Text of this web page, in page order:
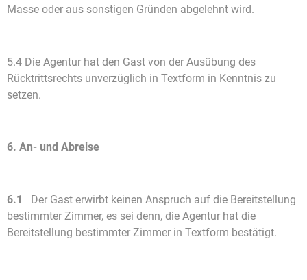
Masse oder aus sonstigen Gründen abgelehnt wird.
5.4 Die Agentur hat den Gast von der Ausübung des
Rücktrittsrechts unverzüglich in Textform in Kenntnis zu
setzen.
6. An- und Abreise
6.1
Der Gast erwirbt keinen Anspruch auf die Bereitstellung
bestimmter Zimmer, es sei denn, die Agentur hat die
Bereitstellung bestimmter Zimmer in Textform bestätigt.